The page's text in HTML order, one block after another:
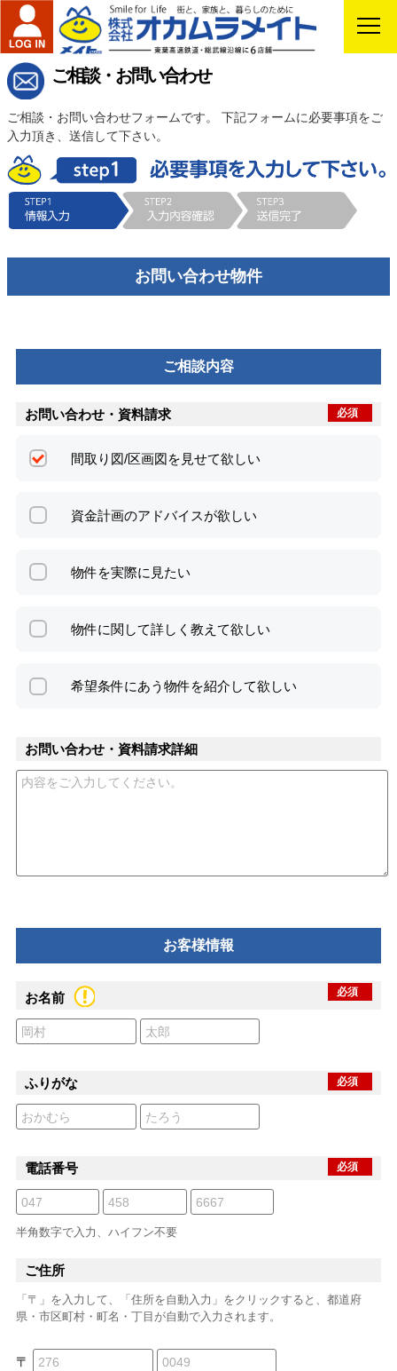
ご相談・お問い合わせ
ご相談・お問い合わせフォームです。 下記フォームに必要事項をご
入力頂き、送信して下さい。
お問い合わせ物件
ご相談内容
お問い合わせ・資料請求 必須
間取り図/区画図を見せて欲しい
資金計画のアドバイスが欲しい
物件を実際に見たい
物件に関して詳しく教えて欲しい
希望条件にあう物件を紹介して欲しい
お問い合わせ・資料請求詳細
お客様情報
お名前 必須
ふりがな 必須
電話番号 必須
半角数字で入力、ハイフン不要
ご住所
「〒」を入力して、「住所を自動入力」をクリックすると、都道府
県・市区町村・町名・丁目が自動で入力されます。
〒